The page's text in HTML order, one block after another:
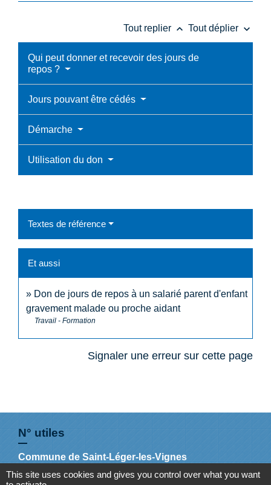
Tout replier keyboard_arrow_up Tout déplier keyboard_arrow_down
Qui peut donner et recevoir des jours de
repos ?
Jours pouvant être cédés
Démarche
Utilisation du don
Textes de référence
Et aussi
Don de jours de repos à un salarié parent d'enfant
gravement malade ou proche aidant
Travail - Formation
Signaler une erreur sur cette page
N° utiles
Commune de Saint-Léger-les-Vignes
16 rue de Nantes
This site uses cookies and gives you control over what you want